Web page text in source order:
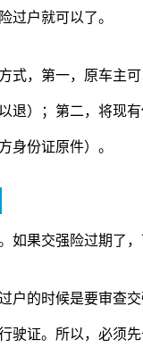
过户就可以了。
式，第一，原车主
退）；第二，将现
身份证原件）。
如果交强险过期了
户的时候是要审查
驶证。所以，必须